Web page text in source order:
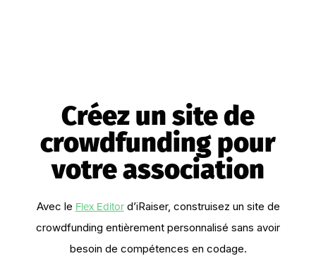
Créez un site de
crowdfunding pour
votre association
Avec le Flex Editord’iRaiser, construisez un site de
crowdfunding entièrement personnalisé sans avoir
besoin de compétences en codage.